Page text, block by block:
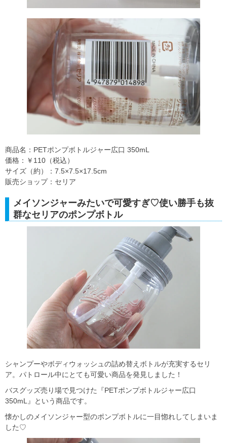
商品名：PETポンプボトルジャー広口 350mL
価格：￥110（税込）
サイズ（約）：7.5×7.5×17.5cm
販売ショップ：セリア
メイソンジャーみたいで可愛すぎ♡使い勝手も抜
群なセリアのポンプボトル
シャンプーやボディウォッシュの詰め替えボトルが充実するセリ
ア。パトロール中にとても可愛い商品を発見しました！
バスグッズ売り場で見つけた『PETポンプボトルジャー広口
350mL』という商品です。
懐かしのメイソンジャー型のポンプボトルに一目惚れしてしまいま
した♡